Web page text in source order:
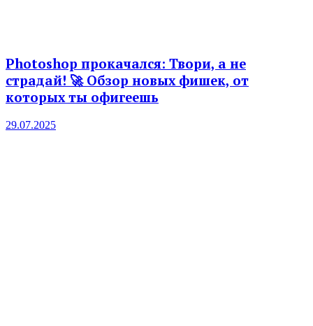
Photoshop прокачался: Твори, а не
страдай! 🚀 Обзор новых фишек, от
которых ты офигеешь
29.07.2025